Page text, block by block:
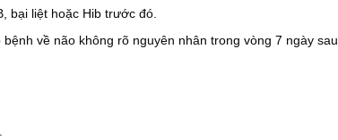
bại liệt hoặc Hib trước đó.
về não không rõ nguyên nhân trong vòng 7 ngày sau